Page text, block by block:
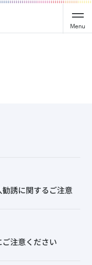
Menu
誘に関するご注意
注意ください